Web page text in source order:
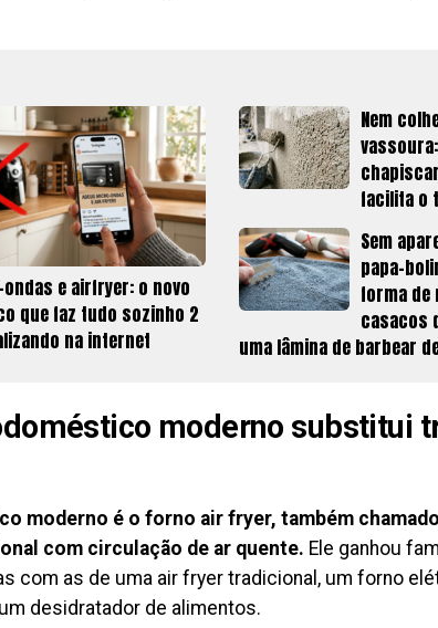
e airfryer: o novo
que faz tudo sozinho 2
na internet
Nem
facilita o
Sem
papa-
forma de
casacos
uma lâmina de barbear
moderno substitui
moderno é o forno air fryer, também
com circulação de ar quente. Ele ganhou
com as de uma air fryer tradicional, um forno
desidratador de alimentos.